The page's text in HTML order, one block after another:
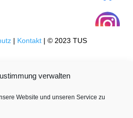
verwalten
Website und unseren Service zu
| Kontakt| © 2023 TUS